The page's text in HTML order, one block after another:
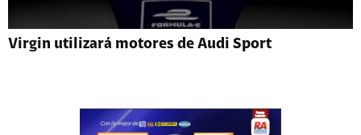
Virgin utilizará motores de Audi Sport